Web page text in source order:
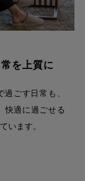
ルエットから作
年齢にかかわら
添い、 変化し
ート。 長時間
を上質に
ごす日常も、
快適に過ごせる
います。